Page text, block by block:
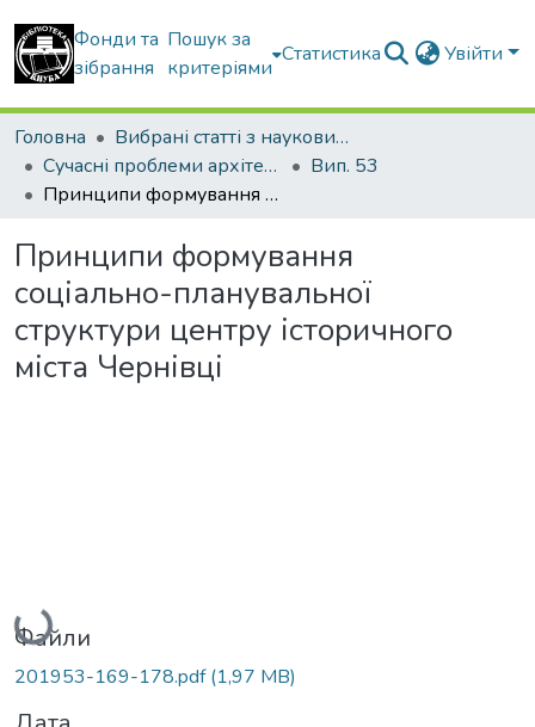
Фонди та
зібрання
Пошук за
критеріями
Статистика Увійти
Головна
Вибрані статті з наукових збірників КНУБА
Сучасні проблеми архітектури та містобудування
Вип. 53
Принципи формування соціально-планувальної структури центру історичного міста Чернівці
Принципи формування
соціально-планувальної
структури центру історичного
міста Чернівці
Вантажиться...
Файли
201953-169-178.pdf(1,97 MB)